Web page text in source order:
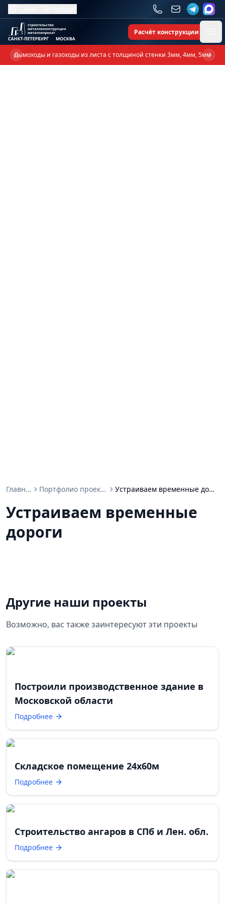
Расчёт конструкции
Дымоходы и газоходы из листа с толщиной стенки 3мм, 4мм, 5мм
Previous slide
Главная Портфолио проектов Устраиваем временные дороги
Устраиваем временные
дороги
Другие наши проекты
Возможно, вас также заинтересуют эти проекты
Построили производственное здание в
Московской области
Подробнее
Складское помещение 24х60м
Подробнее
Строительство ангаров в СПб и Лен. обл.
Подробнее